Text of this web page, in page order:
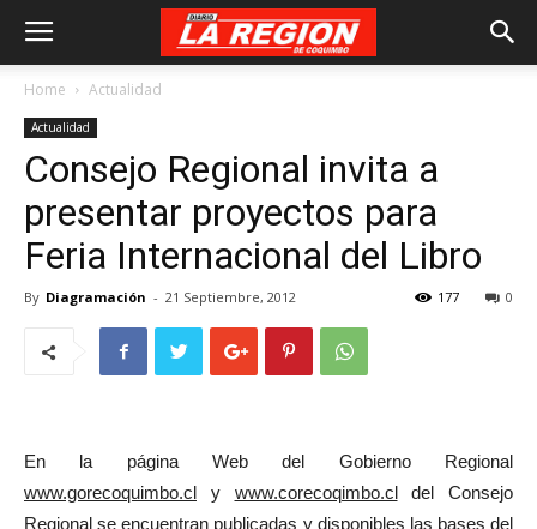
Home Actualidad
Actualidad
Consejo Regional invita a
presentar proyectos para
Feria Internacional del Libro
By Diagramación - 21 Septiembre, 2012 0
177
En la página Web del Gobierno Regional
www.gorecoquimbo.cl y www.corecoqimbo.cldel Consejo
Regional se encuentran publicadas y disponibles las bases del